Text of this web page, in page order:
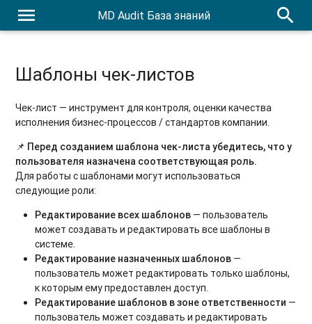
menu MD Audit База знаний search
Шаблоны чек-листов
Чек-лист — инструмент для контроля, оценки качества
исполнения бизнес-процессов / стандартов компании.
📌 Перед созданием шаблона чек-листа убедитесь, что у
пользователя назначена соответствующая роль.
Для работы с шаблонами могут использоваться
следующие роли:
Редактирование всех шаблонов — пользователь
может создавать и редактировать все шаблоны в
системе.
Редактирование назначенных шаблонов —
пользователь может редактировать только шаблоны,
к которым ему предоставлен доступ.
Редактирование шаблонов в зоне ответственности —
пользователь может создавать и редактировать